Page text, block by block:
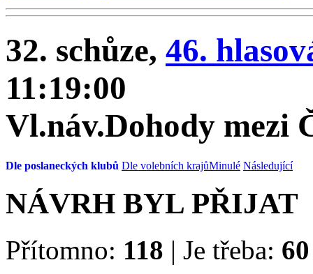
32. schůze, 46.
11:19:00
Vl.náv.Dohody mezi
Dle poslaneckých klubů Dle volebních krajůMinulé Následující
NÁVRH BYL PŘIJAT
Přítomno: 118 | Je třeba: 60